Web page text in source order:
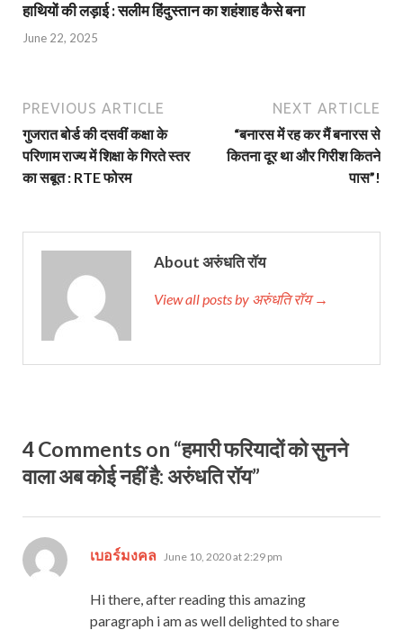
हाथियों की लड़ाई : सलीम हिंदुस्तान का शहंशाह कैसे बना
June 22, 2025
PREVIOUS ARTICLE
गुजरात बोर्ड की दसवीं कक्षा के
परिणाम राज्य में शिक्षा के गिरते स्तर
का सबूत : RTE फोरम
NEXT ARTICLE
“बनारस में रह कर मैं बनारस से
कितना दूर था और गिरीश कितने
पास”!
About अरुंधति रॉय
View all posts by अरुंधति रॉय →
4 Comments on “हमारी फरियादों को सुनने
वाला अब कोई नहीं है: अरुंधति रॉय”
เบอร์มงคล says:
June 10, 2020 at 2:29 pm
Hi there, after reading this amazing
paragraph i am as well delighted to share